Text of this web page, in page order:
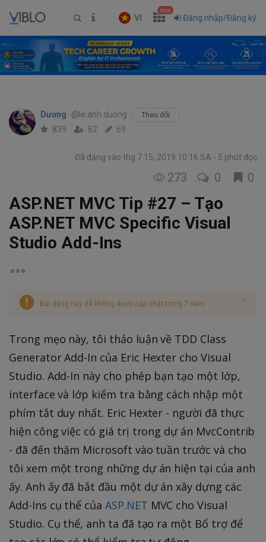
VI
new
Đăng nhập/Đăng ký
Dương @le.anh.duong Theo dõi
839 62 69
Đã đăng vào thg 7 15, 2019 10:16 SA 5 phút đọc
273 0 0
ASP.NET MVC Tip #27 – Tạo
ASP.NET MVC Specific Visual
Studio Add-Ins
Bài đăng này đã không được cập nhật trong 7 năm
Trong mẹo này, tôi thảo luận về TDD Class
Generator Add-In của Eric Hexter cho Visual
Studio. Add-In này cho phép bạn tạo một lớp,
interface và lớp kiểm tra bằng cách nhập một
phím tắt duy nhất. Eric Hexter - người đã thực
hiện công việc có giá trị trong dự án MvcContrib
- đã đến thăm Microsoft vào tuần trước và cho
tôi xem một trong những dự án hiện tại của anh
ấy. Anh ấy đã bắt đầu một dự án xây dựng các
Add-Ins cụ thể của ASP.NET MVC cho Visual
Studio. Cụ thể, anh ta đã tạo ra một Bổ trợ để